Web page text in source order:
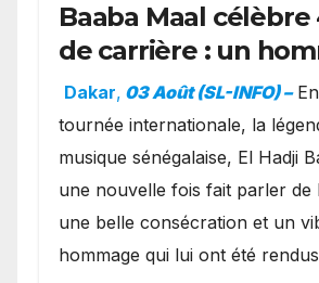
Baaba Maal célèbre
de carrière : un
exceptionnel à Oslo
présence de la
royale.
Dakar, 03 Août (SL-INFO) –
tournée internationale, la
musique sénégalaise, El Hadji
une nouvelle fois fait parler de
une belle consécration et un
hommage qui lui ont été